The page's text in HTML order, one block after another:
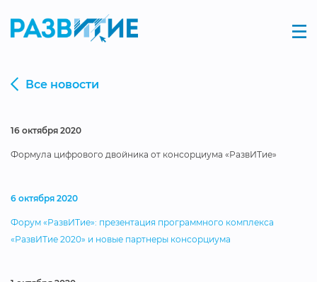
Все новости
16 октября 2020
Формула цифрового двойника от консорциума «РазвИТие»
6 октября 2020
Форум «РазвИТие»: презентация программного комплекса
«РазвИТие 2020» и новые партнеры консорциума